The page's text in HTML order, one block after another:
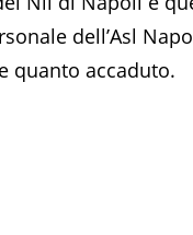
dell’Asl
quanto accaduto.